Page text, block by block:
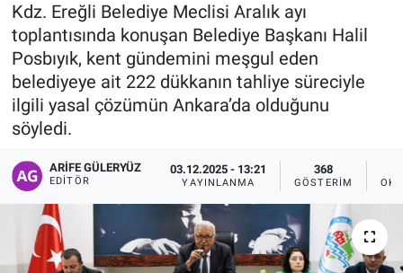
Kdz. Ereğli Belediye Meclisi Aralık ayı
toplantısında konuşan Belediye Başkanı Halil
Posbıyık, kent gündemini meşgul eden
belediyeye ait 222 dükkanın tahliye süreciyle
ilgili yasal çözümün Ankara’da olduğunu
söyledi.
ARIFE GÜLERYÜZ
EDITÖR
03.12.2025 - 13:21
YAYINLANMA
368
GÖSTERIM
Kilimli
Asayiş
Spor
Resmi İlan
Süper Lig Puan Durumu ve Fikstür
Tüm Manşetler
Son Dakika Haberleri
Haber Arşivi